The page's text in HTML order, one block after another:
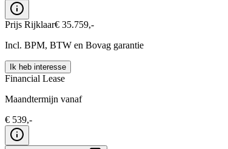
Prijs Rijklaar€ 35.759,-
Incl. BPM, BTW en Bovag garantie
Ik heb interesse
Financial Lease
Maandtermijn vanaf
€ 539,-